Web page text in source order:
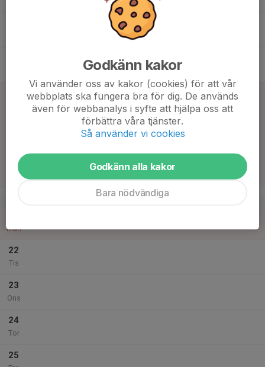
20
Sön
v.17
Mån
22
Tis
23
Ons
24
Tor
25
Godkänn kakor
Vi använder oss av kakor (cookies) för att vår
webbplats ska fungera bra för dig. De används
även för webbanalys i syfte att hjälpa oss att
förbättra våra tjänster.
Så använder vi cookies
Godkänn alla kakor
Bara nödvändiga